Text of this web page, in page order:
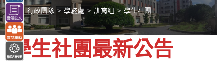
> 行政團隊 > 學務處 > 訓育組 > 學生社團
學生社團最新公告